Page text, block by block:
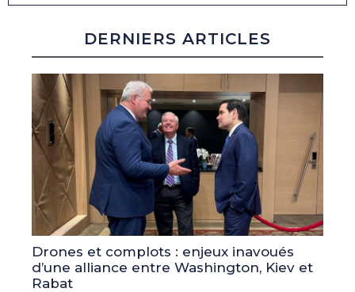
DERNIERS ARTICLES
Drones et complots : enjeux inavoués
d’une alliance entre Washington, Kiev et
Rabat